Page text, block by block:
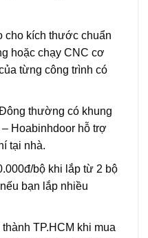
cho kích thước chuẩn
hoặc chạy CNC cơ
từng công trình có
thường có khung
Hoabinhdoor hỗ trợ
tại nhà.
bộ khi lắp từ 2 bộ
bạn lắp nhiều
TP.HCM khi mua